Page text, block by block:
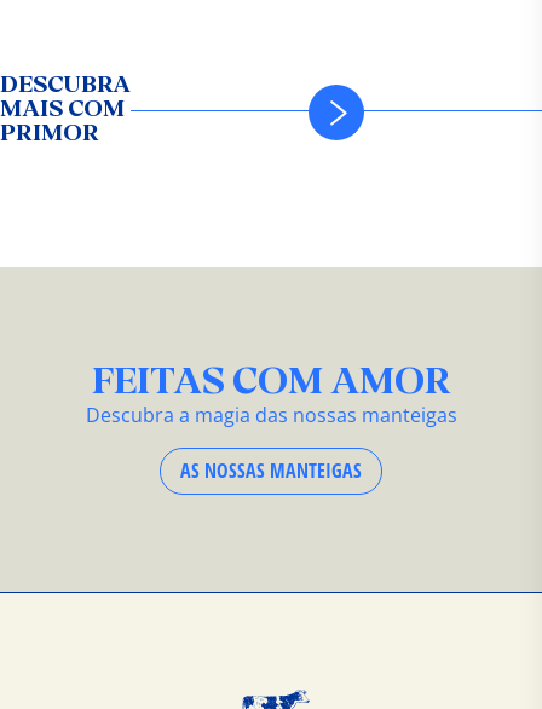
DESCUBRA
MAIS COM
PRIMOR
FEITAS COM AMOR
Descubra a magia das nossas manteigas
AS NOSSAS MANTEIGAS